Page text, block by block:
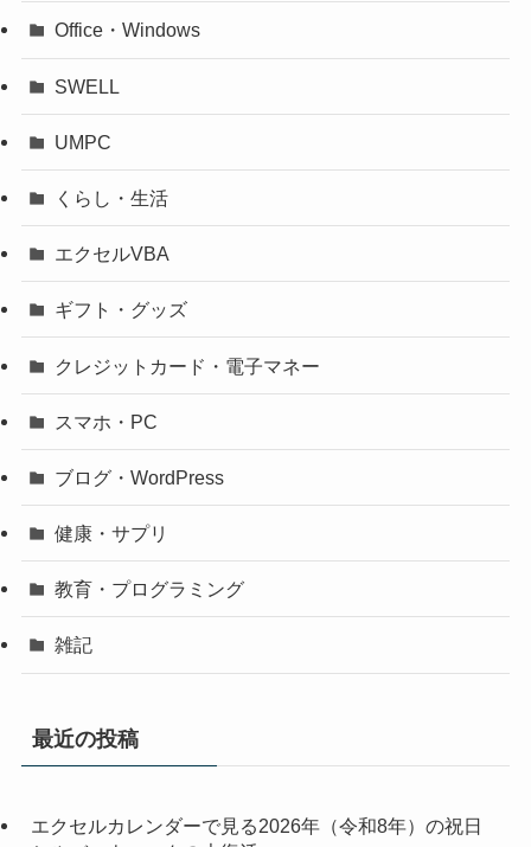
Office・Windows
SWELL
UMPC
くらし・生活
エクセルVBA
ギフト・グッズ
クレジットカード・電子マネー
スマホ・PC
ブログ・WordPress
健康・サプリ
教育・プログラミング
雑記
最近の投稿
エクセルカレンダーで見る2026年（令和8年）の祝日